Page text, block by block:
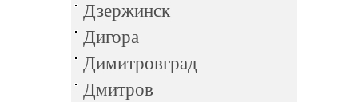
Дзержинск
Дигора
Димитровград
Дмитров